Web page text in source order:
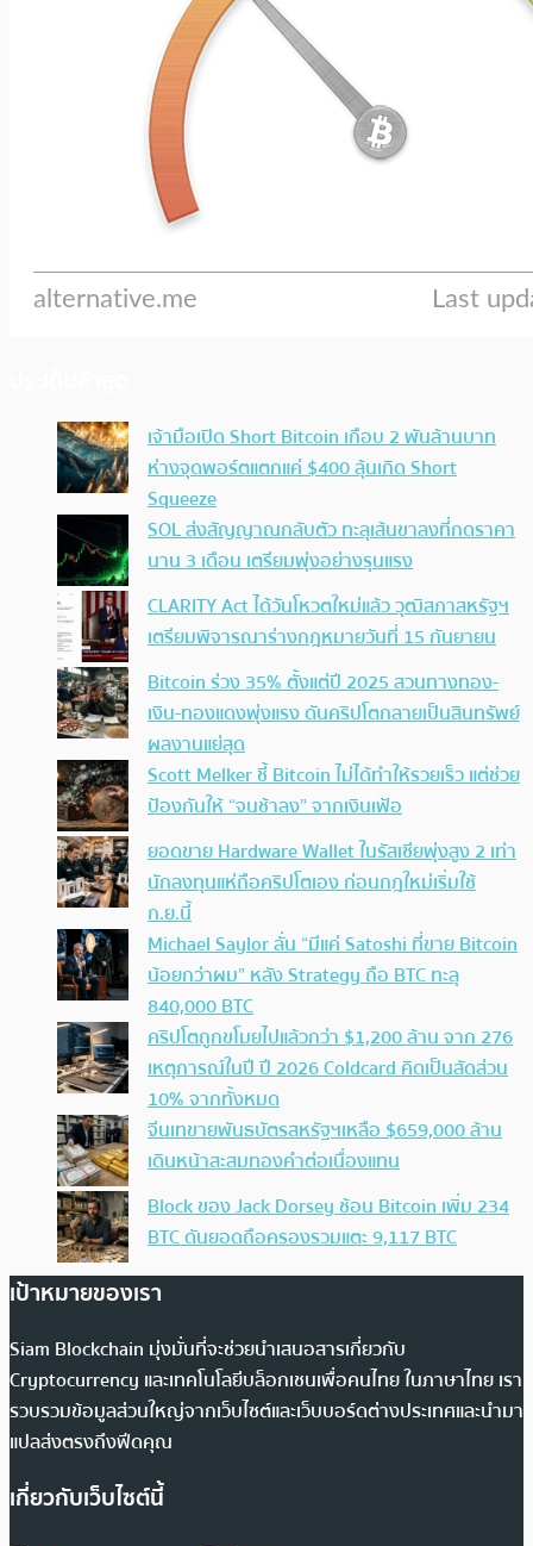
เจ้ามือเปิด Short Bitcoin เกือบ 2 พันล้านบาท
ห่างจุดพอร์ตแตกแค่ $400 ลุ้นเกิด Short
Squeeze
SOL ส่งสัญญาณกลับตัว ทะลุเส้นขาลงที่กดราคา
นาน 3 เดือน เตรียมพุ่งอย่างรุนแรง
CLARITY Act ได้วันโหวตใหม่แล้ว วุฒิสภาสหรัฐฯ
เตรียมพิจารณาร่างกฎหมายวันที่ 15 กันยายน
Bitcoin ร่วง 35% ตั้งแต่ปี 2025 สวนทางทอง-
เงิน-ทองแดงพุ่งแรง ดันคริปโตกลายเป็นสินทรัพย์
ผลงานแย่สุด
Scott Melker ชี้ Bitcoin ไม่ได้ทำให้รวยเร็ว แต่ช่วย
ป้องกันให้ “จนช้าลง” จากเงินเฟ้อ
ยอดขาย Hardware Wallet ในรัสเซียพุ่งสูง 2 เท่า
นักลงทุนแห่ถือคริปโตเอง ก่อนกฎใหม่เริ่มใช้
ก.ย.นี้
Michael Saylor ลั่น “มีแค่ Satoshi ที่ขาย Bitcoin
น้อยกว่าผม” หลัง Strategy ถือ BTC ทะลุ
840,000 BTC
คริปโตถูกขโมยไปแล้วกว่า $1,200 ล้าน จาก 276
เหตุการณ์ในปี ปี 2026 Coldcard คิดเป็นสัดส่วน
10% จากทั้งหมด
จีนเทขายพันธบัตรสหรัฐฯเหลือ $659,000 ล้าน
เดินหน้าสะสมทองคำต่อเนื่องแทน
Block ของ Jack Dorsey ช้อน Bitcoin เพิ่ม 234
BTC ดันยอดถือครองรวมแตะ 9,117 BTC
เป้าหมายของเรา
Siam Blockchain มุ่งมั่นที่จะช่วยนำเสนอสารเกี่ยวกับ
Cryptocurrency และเทคโนโลยีบล็อกเชนเพื่อคนไทย ในภาษาไทย เรา
รวบรวมข้อมูลส่วนใหญ่จากเว็บไซต์และเว็บบอร์ดต่างประเทศและนำมา
แปลส่งตรงถึงฟีดคุณ
เกี่ยวกับเว็บไซต์นี้